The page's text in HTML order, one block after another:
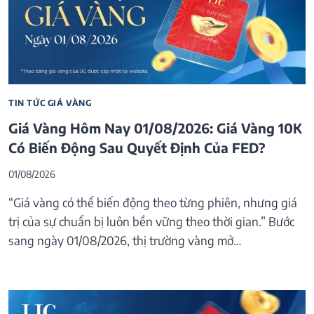
TIN TỨC GIÁ VÀNG
Giá Vàng Hôm Nay 01/08/2026: Giá Vàng 10K
Có Biến Động Sau Quyết Định Của FED?
01/08/2026
“Giá vàng có thể biến động theo từng phiên, nhưng giá
trị của sự chuẩn bị luôn bền vững theo thời gian.” Bước
sang ngày 01/08/2026, thị trường vàng mở…